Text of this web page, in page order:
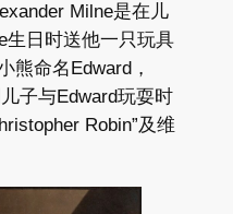
Milne是在儿
生日时送他一只玩具
熊命名Edward，
子与Edward玩耍时
Robin”及维